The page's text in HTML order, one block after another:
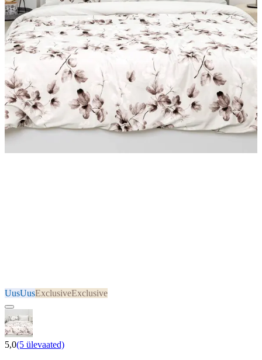
UusUusExclusiveExclusive
5,0(5 ülevaated)